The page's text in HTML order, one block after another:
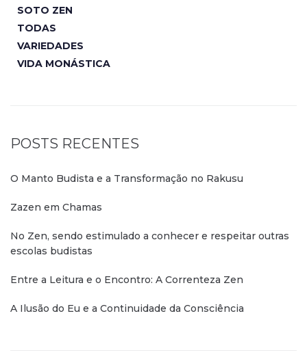
SOTO ZEN
TODAS
VARIEDADES
VIDA MONÁSTICA
POSTS RECENTES
O Manto Budista e a Transformação no Rakusu
Zazen em Chamas
No Zen, sendo estimulado a conhecer e respeitar outras
escolas budistas
Entre a Leitura e o Encontro: A Correnteza Zen
A Ilusão do Eu e a Continuidade da Consciência